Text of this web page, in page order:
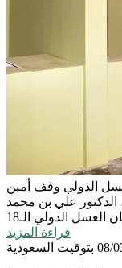
الدولي وقف أمين
الدكتور علي بن محمد
العسل الدولي الـ18
قراءة المزيد